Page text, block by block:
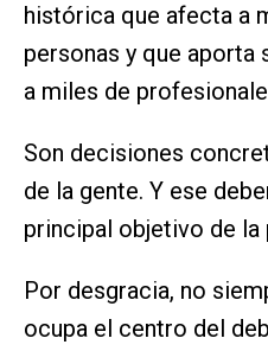
histórica que afecta a
personas y que aporta
a miles de
Son decisiones
de la gente. Y ese
principal objetivo de la
Por desgracia, no
ocupa el centro del